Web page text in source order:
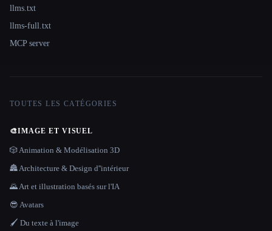
llms.txt
llms-full.txt
MCP server
TOUTES LES CATÉGORIES
🎨IMAGE ET VISUEL
🎲 Animation & Modélisation 3D
🏯 Architecture & Design d''intérieur
🌄 Art et illustration basés sur l'IA
😎 Avatars
🖌️ Du texte à l'image